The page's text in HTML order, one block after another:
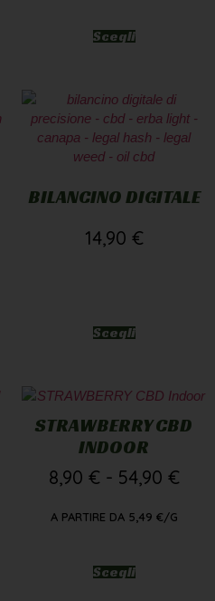
Scegli
BILANCINO DIGITALE
14,90 €
Scegli
STRAWBERRY CBD
INDOOR
8,90 € - 54,90 €
A PARTIRE DA 5,49 €/G
Scegli